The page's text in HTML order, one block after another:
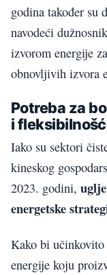
godina također su
navodeći
izvorom energije
obnovljivih izvora
Potreba za
i
Iako su sektori
kineskog
2023. godini,
energetske
Kako bi
energije koju